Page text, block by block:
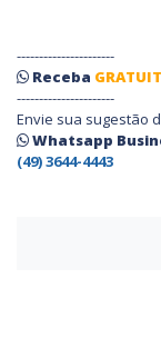
----------------------
Receba
----------------------
Envie sua sugestão
Whatsapp
(49) 3644-4443